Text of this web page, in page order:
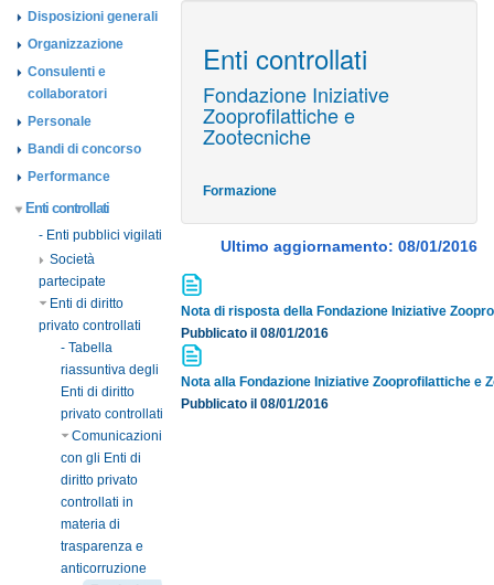
Disposizioni generali
Organizzazione
Consulenti e
collaboratori
Personale
Bandi di concorso
Performance
Enti controllati
- Enti pubblici vigilati
Società
partecipate
Enti di diritto
privato controllati
- Tabella
riassuntiva degli
Enti di diritto
privato controllati
Comunicazioni
con gli Enti di
diritto privato
controllati in
materia di
trasparenza e
anticorruzione
Enti controllati
Fondazione Iniziative
Zooprofilattiche e
Zootecniche
Formazione
Ultimo aggiornamento: 08/01/2016
Nota di risposta della Fondazione Iniziative
Pubblicato il 08/01/2016
Nota alla Fondazione Iniziative Zooprofilattiche e
Pubblicato il 08/01/2016